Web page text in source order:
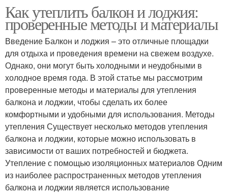
Как утеплить балкон и лоджия:
проверенные методы и материалы
Введение Балкон и лоджия – это отличные площадки
для отдыха и проведения времени на свежем воздухе.
Однако, они могут быть холодными и неудобными в
холодное время года. В этой статье мы рассмотрим
проверенные методы и материалы для утепления
балкона и лоджии, чтобы сделать их более
комфортными и удобными для использования. Методы
утепления Существует несколько методов утепления
балкона и лоджии, которые можно использовать в
зависимости от ваших потребностей и бюджета.
Утепление с помощью изоляционных материалов Одним
из наиболее распространенных методов утепления
балкона и лоджии является использование